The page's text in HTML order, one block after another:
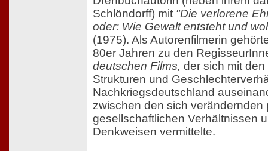
Schlöndorff) mit "Die verlorene
oder: Wie Gewalt entsteht und
(1975). Als Autorenfilmerin
80er Jahren zu den
deutschen Films, der sich mit
Strukturen und
Nachkriegsdeutschland
zwischen den sich verändernden
gesellschaftlichen Verhältnissen
Denkweisen vermittelte.